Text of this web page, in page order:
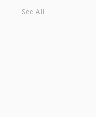
See All